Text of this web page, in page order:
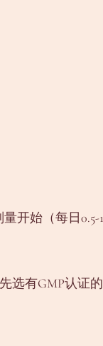
始（每日0.5-
选有GMP认证